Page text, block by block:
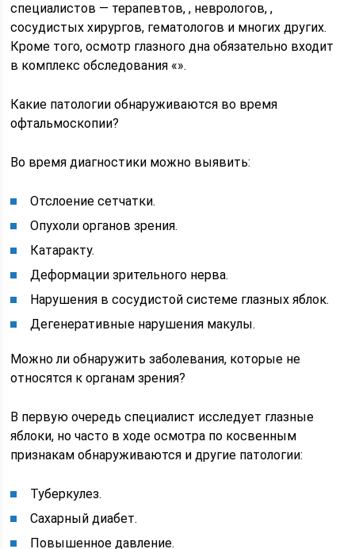
специалистов — терапевтов, , неврологов, ,
сосудистых хирургов, гематологов и многих других.
Кроме того, осмотр глазного дна обязательно входит
в комплекс обследования «».
Какие патологии обнаруживаются во время
офтальмоскопии?
Во время диагностики можно выявить:
Отслоение сетчатки.
Опухоли органов зрения.
Катаракту.
Деформации зрительного нерва.
Нарушения в сосудистой системе глазных яблок.
Дегенеративные нарушения макулы.
Можно ли обнаружить заболевания, которые не
относятся к органам зрения?
В первую очередь специалист исследует глазные
яблоки, но часто в ходе осмотра по косвенным
признакам обнаруживаются и другие патологии:
Туберкулез.
Сахарный диабет.
Повышенное давление.